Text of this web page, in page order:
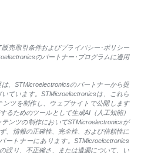
売取引条件およびプライバシー･ポリシー
のパートナー･プログラムに適用
、STMicroelectronicsのパートナーから提
ています。STMicroelectronicsは、これら
ツを制作し、ウェブサイトで公開します
るためのツールとして生成AI（人工知能）
ンツの制作においてSTMicroelectronicsが
、情報の正確性、完全性、および信頼性に
ートナーにあります。STMicroelectronics
誤り、不正確さ、または遺漏について、い